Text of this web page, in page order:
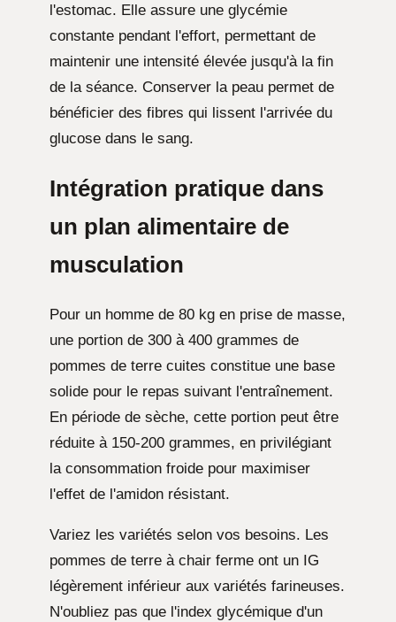
l'estomac. Elle assure une glycémie
constante pendant l'effort, permettant de
maintenir une intensité élevée jusqu'à la fin
de la séance. Conserver la peau permet de
bénéficier des fibres qui lissent l'arrivée du
glucose dans le sang.
Intégration pratique dans
un plan alimentaire de
musculation
Pour un homme de 80 kg en prise de masse,
une portion de 300 à 400 grammes de
pommes de terre cuites constitue une base
solide pour le repas suivant l'entraînement.
En période de sèche, cette portion peut être
réduite à 150-200 grammes, en privilégiant
la consommation froide pour maximiser
l'effet de l'amidon résistant.
Variez les variétés selon vos besoins. Les
pommes de terre à chair ferme ont un IG
légèrement inférieur aux variétés farineuses.
N'oubliez pas que l'index glycémique d'un